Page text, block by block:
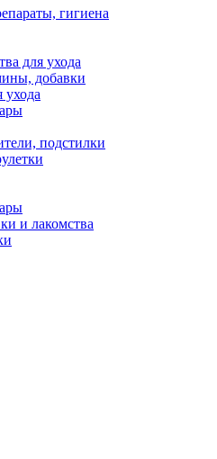
гигиена
для ухода
добавки
подстилки
и лакомства